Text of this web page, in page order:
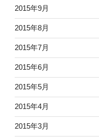
2015年9月
2015年8月
2015年7月
2015年6月
2015年5月
2015年4月
2015年3月